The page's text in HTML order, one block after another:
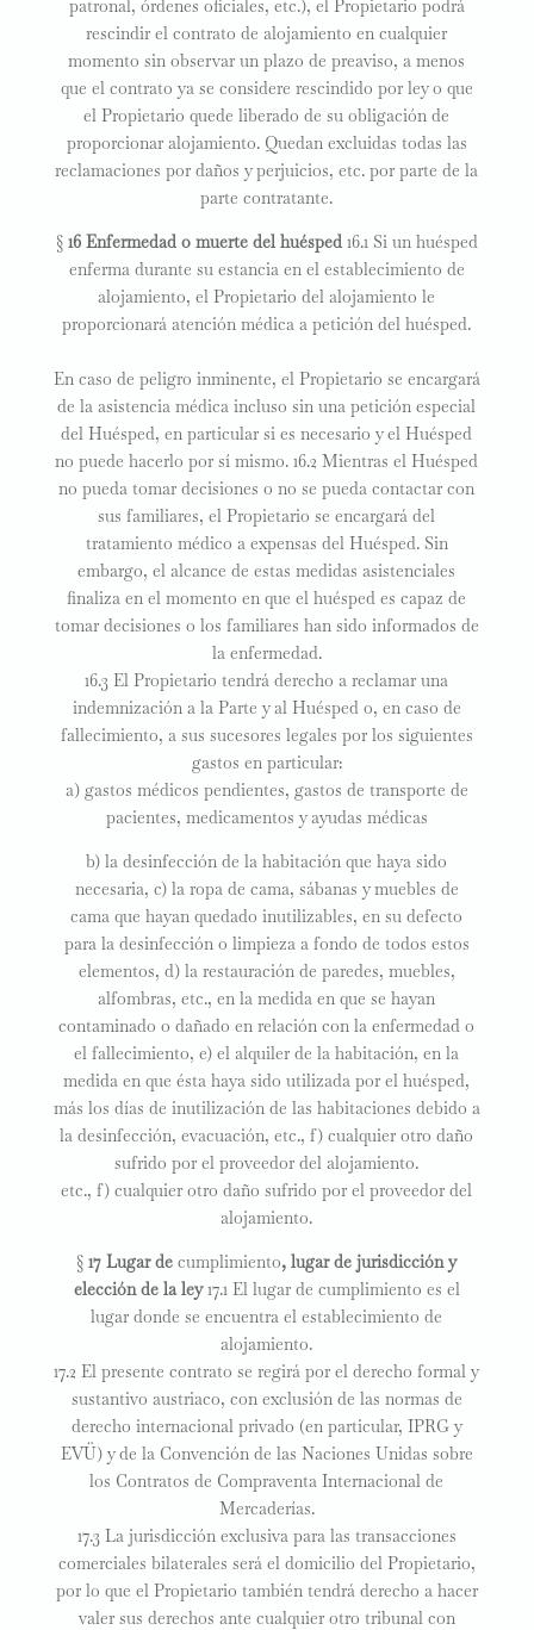
patronal, órdenes oficiales, etc.), el Propietario podrá
rescindir el contrato de alojamiento en cualquier
momento sin observar un plazo de preaviso, a menos
que el contrato ya se considere rescindido por ley o que
el Propietario quede liberado de su obligación de
proporcionar alojamiento. Quedan excluidas todas las
reclamaciones por daños y perjuicios, etc. por parte de la
parte contratante.
§ 16 Enfermedad o muerte del huésped16.1 Si un huésped
enferma durante su estancia en el establecimiento de
alojamiento, el Propietario del alojamiento le
proporcionará atención médica a petición del huésped.
En caso de peligro inminente, el Propietario se encargará
de la asistencia médica incluso sin una petición especial
del Huésped, en particular si es necesario y el Huésped
no puede hacerlo por sí mismo. 16.2 Mientras el Huésped
no pueda tomar decisiones o no se pueda contactar con
sus familiares, el Propietario se encargará del
tratamiento médico a expensas del Huésped. Sin
embargo, el alcance de estas medidas asistenciales
finaliza en el momento en que el huésped es capaz de
tomar decisiones o los familiares han sido informados de
la enfermedad.
16.3 El Propietario tendrá derecho a reclamar una
indemnización a la Parte y al Huésped o, en caso de
fallecimiento, a sus sucesores legales por los siguientes
gastos en particular:
a) gastos médicos pendientes, gastos de transporte de
pacientes, medicamentos y ayudas médicas
b) la desinfección de la habitación que haya sido
necesaria, c) la ropa de cama, sábanas y muebles de
cama que hayan quedado inutilizables, en su defecto
para la desinfección o limpieza a fondo de todos estos
elementos, d) la restauración de paredes, muebles,
alfombras, etc., en la medida en que se hayan
contaminado o dañado en relación con la enfermedad o
el fallecimiento, e) el alquiler de la habitación, en la
medida en que ésta haya sido utilizada por el huésped,
más los días de inutilización de las habitaciones debido a
la desinfección, evacuación, etc., f) cualquier otro daño
sufrido por el proveedor del alojamiento.
etc., f) cualquier otro daño sufrido por el proveedor del
alojamiento.
§17 Lugar de cumplimiento, lugar de jurisdicción y
elección de la ley17.1 El lugar de cumplimiento es el
lugar donde se encuentra el establecimiento de
alojamiento.
17.2 El presente contrato se regirá por el derecho formal y
sustantivo austriaco, con exclusión de las normas de
derecho internacional privado (en particular, IPRG y
EVÜ) y de la Convención de las Naciones Unidas sobre
los Contratos de Compraventa Internacional de
Mercaderías.
17.3 La jurisdicción exclusiva para las transacciones
comerciales bilaterales será el domicilio del Propietario,
por lo que el Propietario también tendrá derecho a hacer
valer sus derechos ante cualquier otro tribunal con